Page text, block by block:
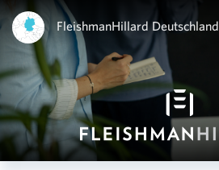
FleishmanHillard Deutschland